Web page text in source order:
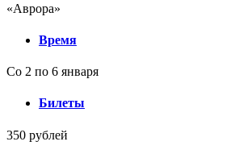
«Аврора»
Время
Со 2 по 6 января
Билеты
350 рублей